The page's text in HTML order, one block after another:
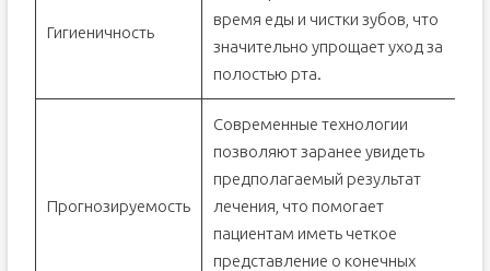
Гигиеничность
время еды и чистки зубов, что
значительно упрощает уход за
полостью рта.
Прогнозируемость
Современные технологии
позволяют заранее увидеть
предполагаемый результат
лечения, что помогает
пациентам иметь четкое
представление о конечных